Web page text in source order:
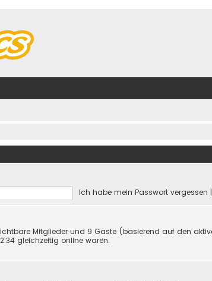
Ich habe mein Passwort vergessen |
Mitglieder und 9 Gäste (basierend auf den
gleichzeitig online waren.